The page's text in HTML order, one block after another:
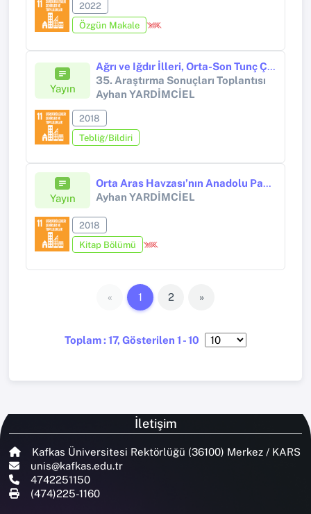
2022
Özgün Makale
Yayın
Ağrı ve Iğdır İlleri, Orta-Son Tunç Çağı Aras Boyalıları Kültürü Kale, Nekropol, Yerleşim Yeri ve Çanak Çömlekleri Yüzey Araştırması 2016
35. Araştırma Sonuçları Toplantısı
Ayhan YARDİMCİEL
2018
Tebliğ/Bildiri
Yayın
Orta Aras Havzası’nın Anadolu Paydaşında Göçebelik: Yollar ve Güzergahlar
Ayhan YARDİMCİEL
2018
Kitap Bölümü
Toplam : 17, Gösterilen 1 - 10
« 1 2 »
İletişim
Kafkas Üniversitesi Rektörlüğü (36100) Merkez / KARS
unis@kafkas.edu.tr
4742251150
(474)225-1160